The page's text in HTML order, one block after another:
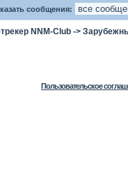
сообщения:
NNM-Club ->
Пользовательское